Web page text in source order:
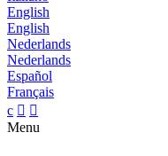
English
English
Nederlands
Nederlands
Español
Français
c  
Menu